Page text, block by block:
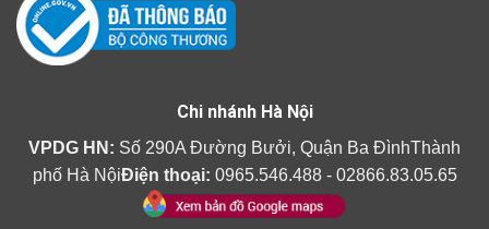
Chi nhánh Hà Nội
VPDG HN: Số 290A Đường Bưởi, Quận Ba ĐìnhThành
phố Hà NộiĐiện thoại: 0965.546.488 - 02866.83.05.65